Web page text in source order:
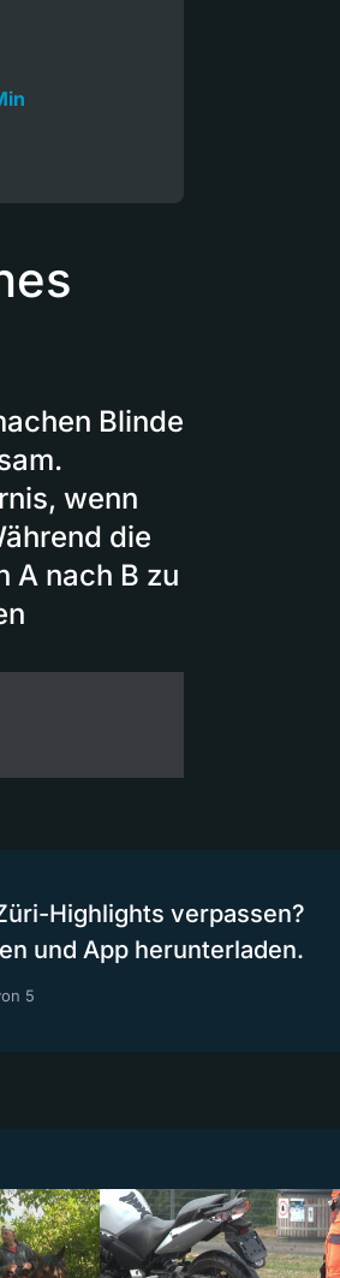
Blinde
wenn
die
A nach B zu
Highlights verpassen?
und App herunterladen.
5